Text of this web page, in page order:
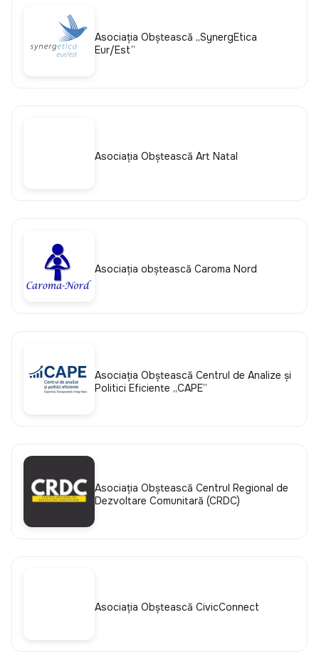
Asociația Obștească „SynergEtica
Eur/Est”
Asociația Obștească Art Natal
Asociația obștească Caroma Nord
Asociația Obștească Centrul de Analize și
Politici Eficiente „CAPE”
Asociația Obștească Centrul Regional de
Dezvoltare Comunitară (CRDC)
Asociația Obștească CivicConnect